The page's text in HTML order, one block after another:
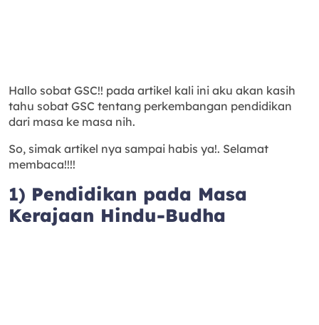
Hallo sobat GSC!! pada artikel kali ini aku akan kasih
tahu sobat GSC tentang perkembangan pendidikan
dari masa ke masa nih.
So, simak artikel nya sampai habis ya!. Selamat
membaca!!!!
1) Pendidikan pada Masa
Kerajaan Hindu-Budha